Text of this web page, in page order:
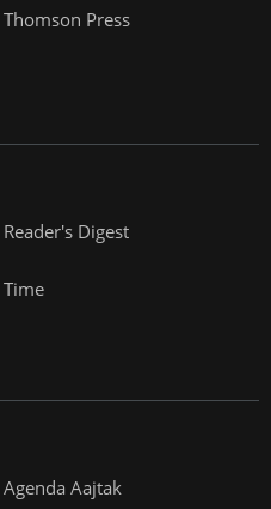
Thomson Press
Reader's Digest
Time
Agenda Aajtak